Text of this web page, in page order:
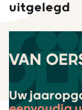
uitgelegd